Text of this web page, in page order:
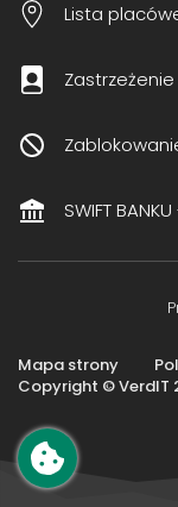
Lista
SWIFT
Mapa strony
Copyright © VerdIT